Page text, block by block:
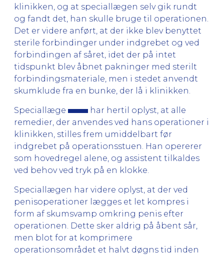
klinikken, og at speciallægen selv gik rundt
og fandt det, han skulle bruge til operationen.
Det er videre anført, at der ikke blev benyttet
sterile forbindinger under indgrebet og ved
forbindingen af såret, idet der på intet
tidspunkt blev åbnet pakninger med sterilt
forbindingsmateriale, men i stedet anvendt
skumklude fra en bunke, der lå i klinikken.
Speciallæge
har hertil oplyst, at alle
remedier, der anvendes ved hans operationer i
klinikken, stilles frem umiddelbart før
indgrebet på operationsstuen. Han opererer
som hovedregel alene, og assistent tilkaldes
ved behov ved tryk på en klokke.
Speciallægen har videre oplyst, at der ved
penisoperationer lægges et let kompres i
form af skumsvamp omkring penis efter
operationen. Dette sker aldrig på åbent sår,
men blot for at komprimere
operationsområdet et halvt døgns tid inden